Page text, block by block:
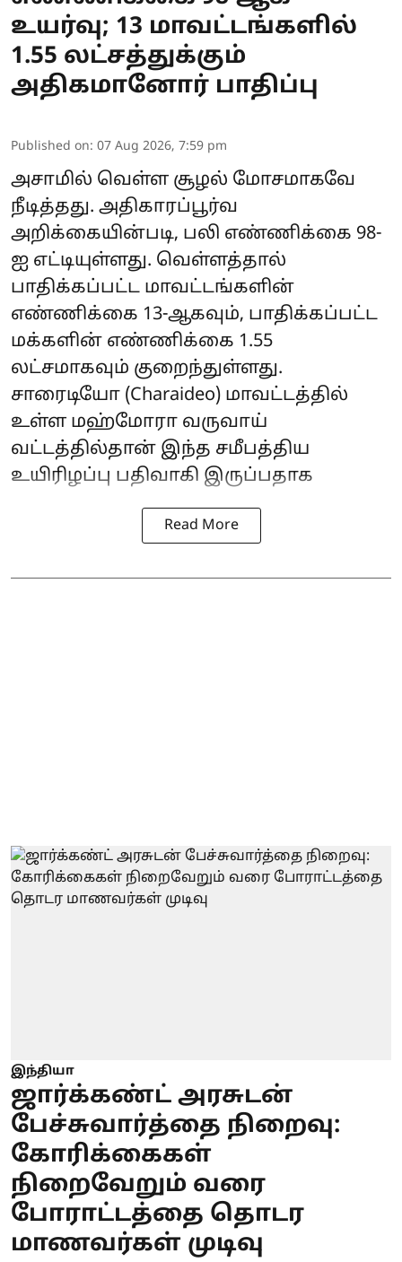
உயர்வு; 13 மாவட்டங்களில்
1.55 லட்சத்துக்கும்
அதிகமானோர் பாதிப்பு
Published on: 07 Aug 2026, 7:59 pm
அசாமில் வெள்ள சூழல் மோசமாகவே
நீடித்தது. அதிகாரப்பூர்வ
அறிக்கையின்படி, பலி எண்ணிக்கை 98-
ஐ எட்டியுள்ளது. வெள்ளத்தால்
பாதிக்கப்பட்ட மாவட்டங்களின்
எண்ணிக்கை 13-ஆகவும், பாதிக்கப்பட்ட
மக்களின் எண்ணிக்கை 1.55
லட்சமாகவும் குறைந்துள்ளது.
சாரைடியோ (Charaideo) மாவட்டத்தில்
உள்ள மஹ்மோரா வருவாய்
வட்டத்தில்தான் இந்த சமீபத்திய
உயிரிழப்பு பதிவாகி இருப்பதாக
Read More
இந்தியா
ஜார்க்கண்ட் அரசுடன்
பேச்சுவார்த்தை நிறைவு:
கோரிக்கைகள்
நிறைவேறும் வரை
போராட்டத்தை தொடர
மாணவர்கள் முடிவு